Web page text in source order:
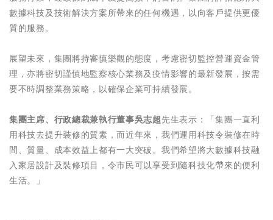
數據科技及技術解決方案所帶來的任何機遇，以向客戶提供更優
質的服務。
展望未來，集團將持審慎樂觀的態度，考慮密切監控營運資金管
理，亦將密切謹慎地監察核心業務及疫情影響的最新發展，按需
要不時調整業務策略，以確保企業可持續發展。
集團主席、行政總裁兼執行董事吳志超先生表示：「集團一直利
用科技去提升裝修的質素，而近年來，我們運用科技令裝修在時
間、質量、成本效益上都有一大突破。我們希望將大數據科技融
入家居設計及裝修項目，令市民可以享受到隨科技化帶來的便利
生活。」